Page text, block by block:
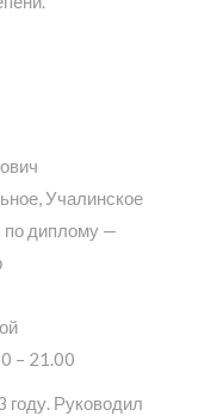
Учалинское
по диплому —
– 21.00
году. Руководил